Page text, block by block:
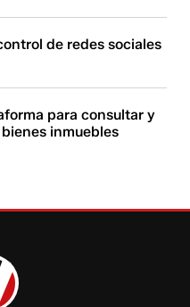
de redes sociales
para consultar y
inmuebles